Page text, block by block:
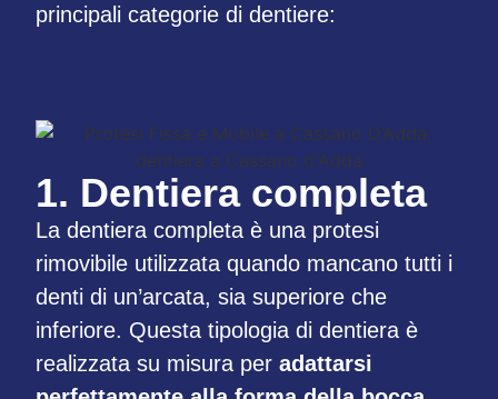
principali categorie di dentiere:
1. Dentiera completa
La dentiera completa è una protesi
rimovibile utilizzata quando mancano tutti i
denti di un’arcata, sia superiore che
inferiore. Questa tipologia di dentiera è
realizzata su misura per adattarsi